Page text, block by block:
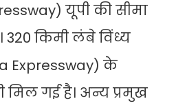
यूपी की सीमा
320 किमी लंबे विंध्य
Expressway) के
मिल गई है। अन्य प्रमुख